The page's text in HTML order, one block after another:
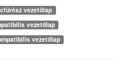
vezetőlap
vezetőlap
vezetőlap